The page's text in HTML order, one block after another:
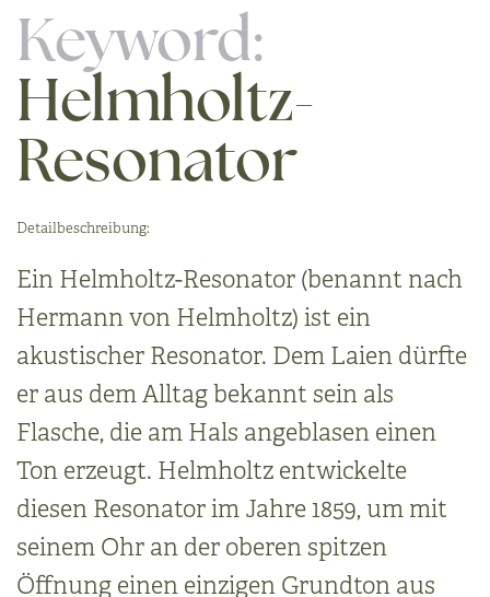
Keyword:
Helmholtz-
Resonator
Detailbeschreibung:
Ein Helmholtz-Resonator (benannt nach
Hermann von Helmholtz) ist ein
akustischer Resonator. Dem Laien dürfte
er aus dem Alltag bekannt sein als
Flasche, die am Hals angeblasen einen
Ton erzeugt. Helmholtz entwickelte
diesen Resonator im Jahre 1859, um mit
seinem Ohr an der oberen spitzen
Öffnung einen einzigen Grundton aus